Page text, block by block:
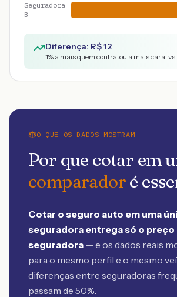
Seguradora
B
Diferença: R$12
1% a mais quem contratou a mais cara,
O QUE OS DADOS MOSTRAM
Por que cotar em
comparadoré
Cotar o seguro auto em uma
seguradora entrega só o preço
seguradora — e os dados reais
para o mesmo perfil e o mesmo
diferenças entre seguradoras
passam de 50%.